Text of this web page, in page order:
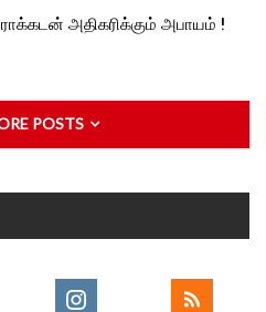
அதிகரிக்கும் அபாயம் !
POSTS